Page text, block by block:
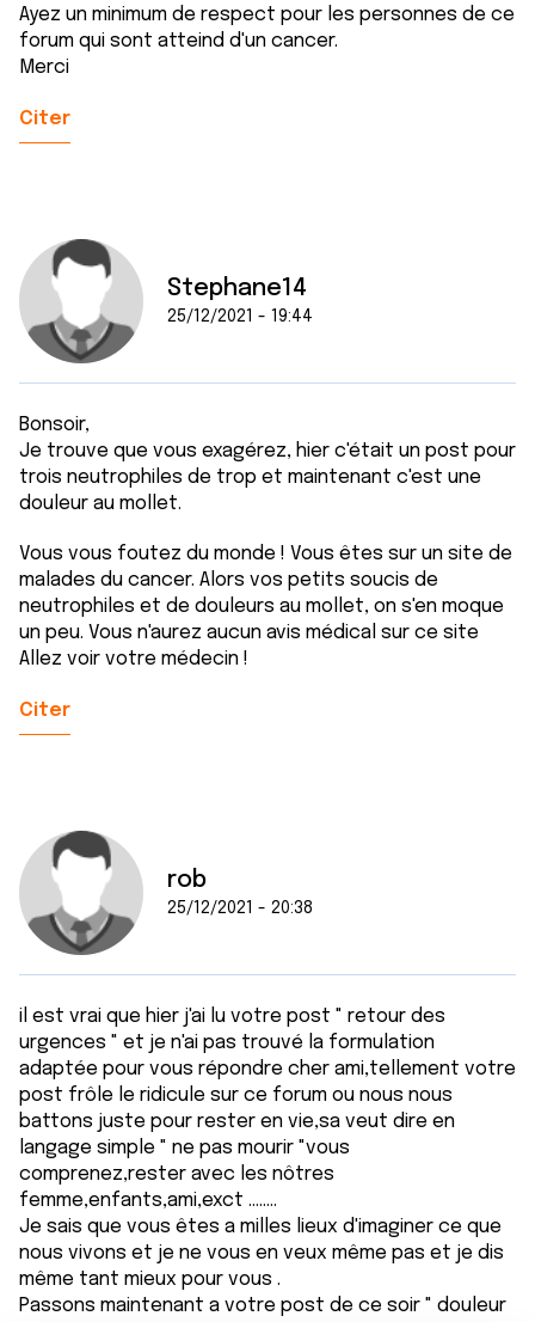
Ayez un minimum de respect pour les personnes de ce
forum qui sont atteind d'un cancer.
Merci
Citer
Stephane14
25/12/2021 - 19:44
Bonsoir,
Je trouve que vous exagérez, hier c'était un post pour
trois neutrophiles de trop et maintenant c'est une
douleur au mollet.
Vous vous foutez du monde ! Vous êtes sur un site de
malades du cancer. Alors vos petits soucis de
neutrophiles et de douleurs au mollet, on s'en moque
un peu. Vous n'aurez aucun avis médical sur ce site
Allez voir votre médecin !
Citer
rob
25/12/2021 - 20:38
il est vrai que hier j'ai lu votre post " retour des
urgences " et je n'ai pas trouvé la formulation
adaptée pour vous répondre cher ami,tellement votre
post frôle le ridicule sur ce forum ou nous nous
battons juste pour rester en vie,sa veut dire en
langage simple " ne pas mourir "vous
comprenez,rester avec les nôtres
femme,enfants,ami,exct ........
Je sais que vous êtes a milles lieux d'imaginer ce que
nous vivons et je ne vous en veux même pas et je dis
même tant mieux pour vous .
Passons maintenant a votre post de ce soir " douleur